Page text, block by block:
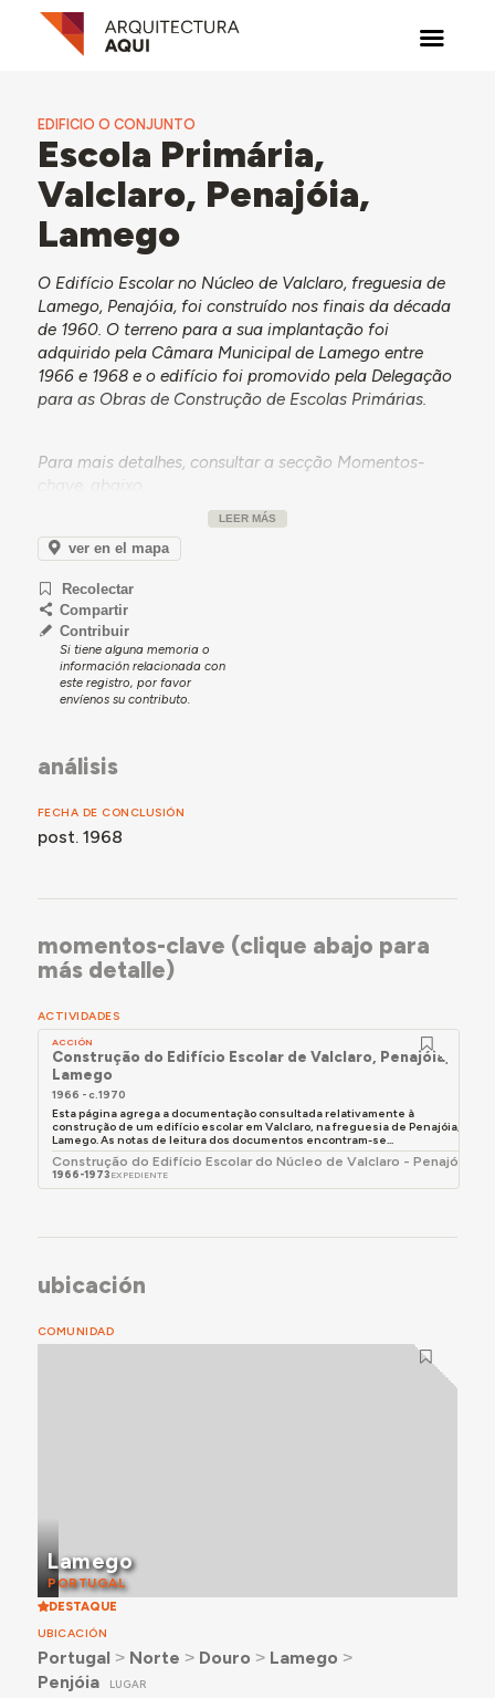
EDIFICIO O CONJUNTO
Escola Primária,
Valclaro, Penajóia,
Lamego
O Edifício Escolar no Núcleo de Valclaro, freguesia de
Lamego, Penajóia, foi construído nos finais da década
de 1960. O terreno para a sua implantação foi
adquirido pela Câmara Municipal de Lamego entre
1966 e 1968 e o edifício foi promovido pela Delegação
para as Obras de Construção de Escolas Primárias.
Para mais detalhes, consultar a secção Momentos-
chave, abaixo.
LEER MÁS
ver en el mapa
Recolectar
Compartir
Contribuir
Si tiene alguna memoria o
información relacionada con
este registro, por favor
envíenos su contributo.
análisis
FECHA DE CONCLUSIÓN
post. 1968
momentos-clave (clique abajo para
más detalle)
ACTIVIDADES
ACCIÓN
Construção do Edifício Escolar de Valclaro, Penajóia,
Lamego
1966 - c.1970
Esta página agrega a documentação consultada relativamente à
construção de um edifício escolar em Valclaro, na freguesia de Penajóia,
Lamego. As notas de leitura dos documentos encontram-se...
Construção do Edifício Escolar do Núcleo de Valclaro - Penajóia
1966-1973 EXPEDIENTE
ubicación
COMUNIDAD
Lamego
PORTUGAL
DESTAQUE
UBICACIÓN
Portugal ˃ Norte ˃ Douro ˃ Lamego ˃
Penjóia
LUGAR